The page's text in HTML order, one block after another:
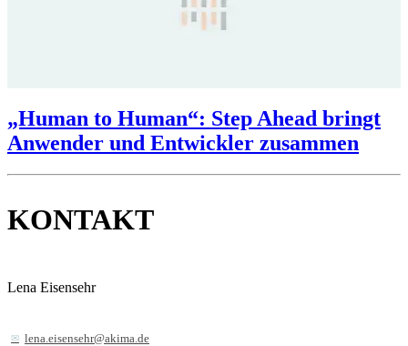
„Human to Human“: Step Ahead bringt
Anwender und Entwickler zusammen
KONTAKT
Lena Eisensehr
lena.eisensehr@akima.de